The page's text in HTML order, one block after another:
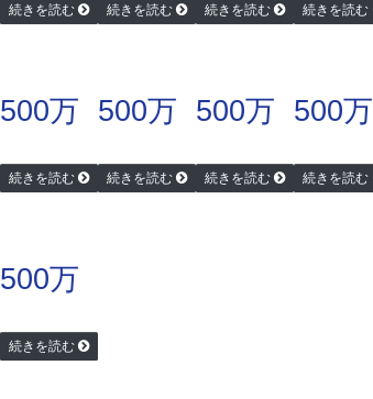
続きを読む 続きを読む 続きを読む 続きを読む
500万
続きを読む
500万
続きを読む
500万
続きを読む
500万
続きを読む
500万
続きを読む